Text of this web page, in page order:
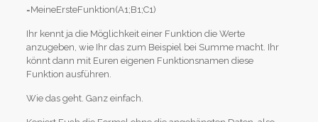
=MeineErsteFunktion(A1;B1;C1)
Ihr kennt ja die Möglichkeit einer Funktion die Werte
anzugeben, wie Ihr das zum Beispiel bei Summe macht. Ihr
könnt dann mit Euren eigenen Funktionsnamen diese
Funktion ausführen.
Wie das geht. Ganz einfach.